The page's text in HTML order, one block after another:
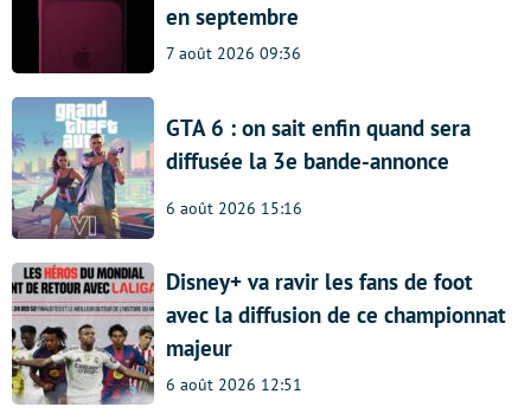
en septembre
7 août 2026 09:36
GTA 6 : on sait enfin quand sera
diffusée la 3e bande-annonce
6 août 2026 15:16
Disney+ va ravir les fans de foot
avec la diffusion de ce championnat
majeur
6 août 2026 12:51